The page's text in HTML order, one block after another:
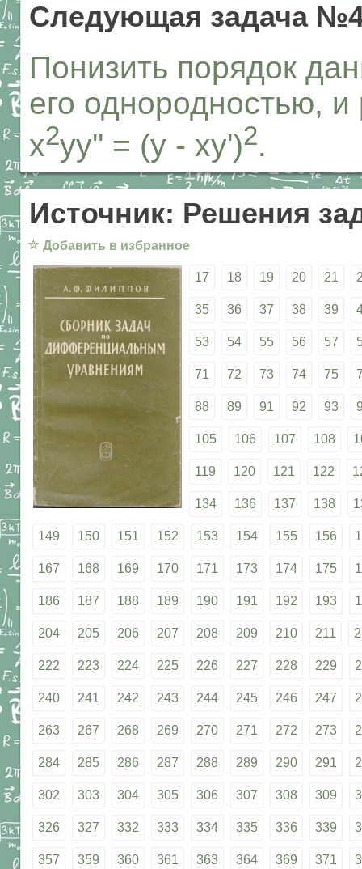
Следующая задача
Понизить порядок
его однородностью,
x2yy'' = (y - xy')2.
Источник: Решения
☆ Добавить в избранное
17 18 19 20 21
35 36 37 38 39
53 54 55 56 57
71 72 73 74 75
88 89 91 92 93
105 106 107 108
119 120 121 122
134 136 137 138
149 150 151 152 153 154 155 156
167 168 169 170 171 173 174 175
186 187 188 189 190 191 192 193
204 205 206 207 208 209 210 211
222 223 224 225 226 227 228 229
240 241 242 243 244 245 246 247
263 267 268 269 270 271 272 273
284 285 286 287 288 289 290 291
302 303 304 305 306 307 308 309
326 327 332 333 334 335 336 339
357 359 360 361 363 364 369 371